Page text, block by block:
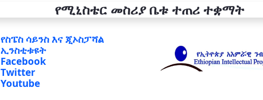
የሚኒስቴር መስሪያ ቤቱ ተጠሪ ተቋማት
የስፔስ ሳይንስ እና ጂኦስፓሻል
ኢንስቲቱዩት
Facebook
Twitter
Youtube